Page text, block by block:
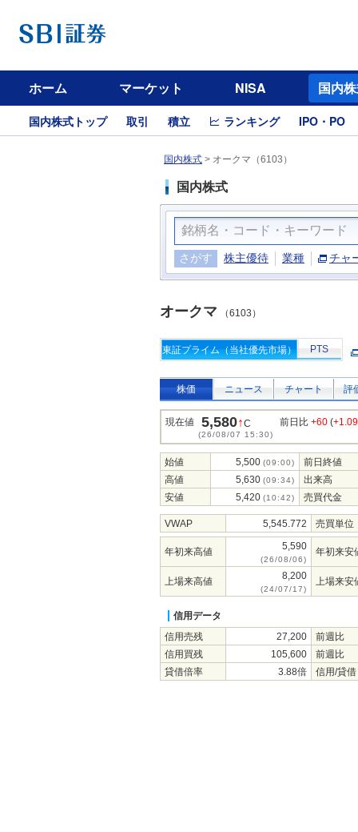
ホーム マーケット NISA 国内
国内株式トップ 取引 積立 ランキング IPO・PO
国内株式 > オークマ（6103）
国内株式
さがす 株主優待 業種 チャ
オークマ （6103）
東証プライム（当社優先市場） PTS
株価 ニュース チャート 評
現在値 5,580↑C
(26/08/07 15:30)
前日比 +60 (
始値 5,500 (09:00)
前日終値
高値
5,630 (09:34)
出来高
安値
5,420 (10:42) 売買代金
VWAP 5,545.772 売買単位
年初来高値 5,590
(26/08/06)
年初来安
上場来高値 8,200
(24/07/17)
上場来安
信用データ
信用売残
27,200
前週比
信用買残
105,600
前週比
貸借倍率
3.88倍 信用/貸借